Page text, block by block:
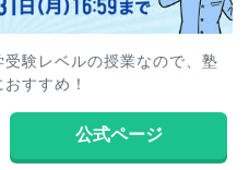
験レベルの授業なので、塾
すすめ！
公式ページ